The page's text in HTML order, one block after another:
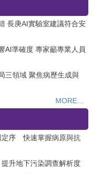
長庚AI實驗室建議符合安
AI準確度 專家籲專業人員
三領域 聚焦病歷生成與
MORE...
定序 快速掌握病原與抗
提升地下污染調查解析度